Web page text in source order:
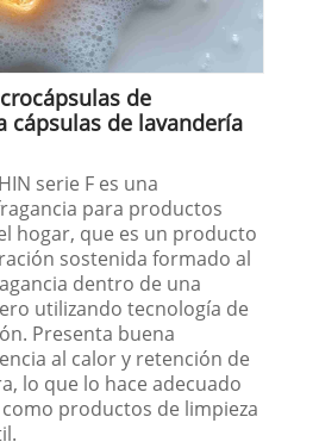
de
cápsulas de lavandería
serie F es una
para productos
hogar, que es un producto
sostenida formado al
dentro de una
utilizando tecnología de
Presenta buena
al calor y retención de
lo que lo hace adecuado
productos de limpieza